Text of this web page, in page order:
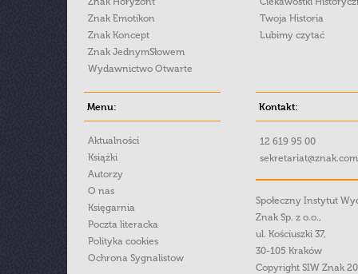
Znak Emotikon
Znak Koncept
Znak JednymSłowem
Wydawnictwo Otwarte
Twoja Historia
Lubimy czytać
Menu:
Aktualności
Książki
Autorzy
O nas
Księgarnia
Poczta literacka
Polityka cookies
Ochrona Sygnalistow
Kontakt:
12 619 95 00
Społeczny Instytut
Znak Sp. z o.o.,
ul. Kościuszki 37,
30-105 Kraków
Copyright SIW Znak